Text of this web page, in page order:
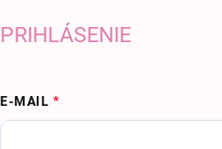
PRIHLÁSENIE
E-MAIL